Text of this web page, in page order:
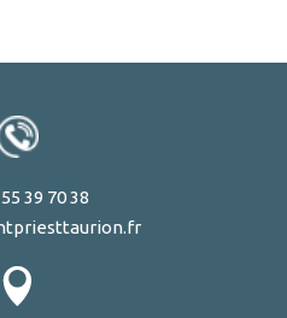
39 70 38